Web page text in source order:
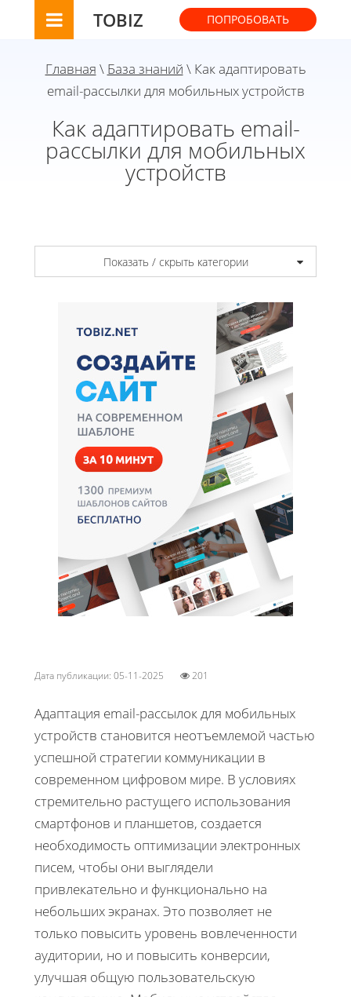
TOBIZ ПОПРОБОВАТЬ
Главная \ База знаний \ Как адаптировать
email-рассылки для мобильных устройств
Как адаптировать email-
рассылки для мобильных
устройств
Показать / скрыть категории
Дата публикации: 05-11-2025 201
Адаптация email-рассылок для мобильных
устройств становится неотъемлемой частью
успешной стратегии коммуникации в
современном цифровом мире. В условиях
стремительно растущего использования
смартфонов и планшетов, создается
необходимость оптимизации электронных
писем, чтобы они выглядели
привлекательно и функционально на
небольших экранах. Это позволяет не
только повысить уровень вовлеченности
аудитории, но и повысить конверсии,
улучшая общую пользовательскую